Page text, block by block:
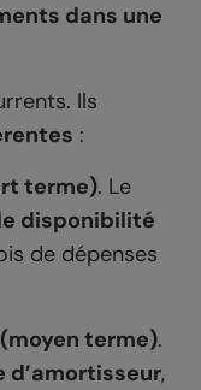
dans une
Ils
:
terme). Le
disponibilité
de dépenses
terme).
d’amortisseur,